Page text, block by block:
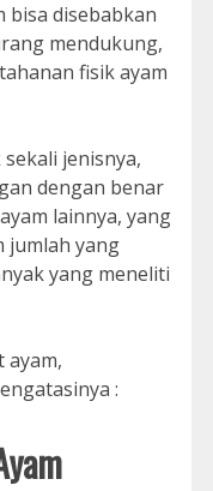
bisa disebabkan
mendukung,
fisik ayam
jenisnya,
dengan benar
lainnya, yang
jumlah yang
yang meneliti
ayam,
: